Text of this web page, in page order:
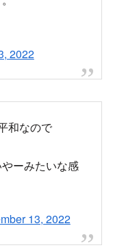
なので
ーみたいな感
中合流のお父
。